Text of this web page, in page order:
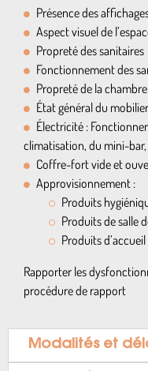
Présence des
Aspect visuel de
Propreté des sanitaires
Fonctionnement des
Propreté de la chambre
État général du
Électricité :
climatisation, du mini-
Coffre-fort vide et
Approvisionnement :
Produits
Produits de salle
Produits
Rapporter les
procédure de rapport
Modalités et